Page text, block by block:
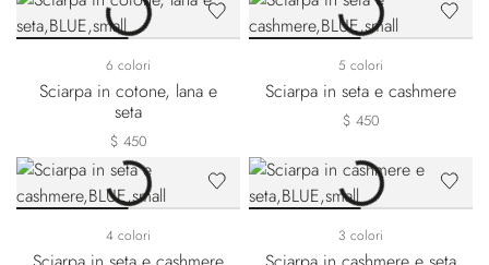
6 colori
Sciarpa in cotone, lana e
seta
$ 450
5 colori
Sciarpa in seta e cashmere
$ 450
4 colori 3 colori